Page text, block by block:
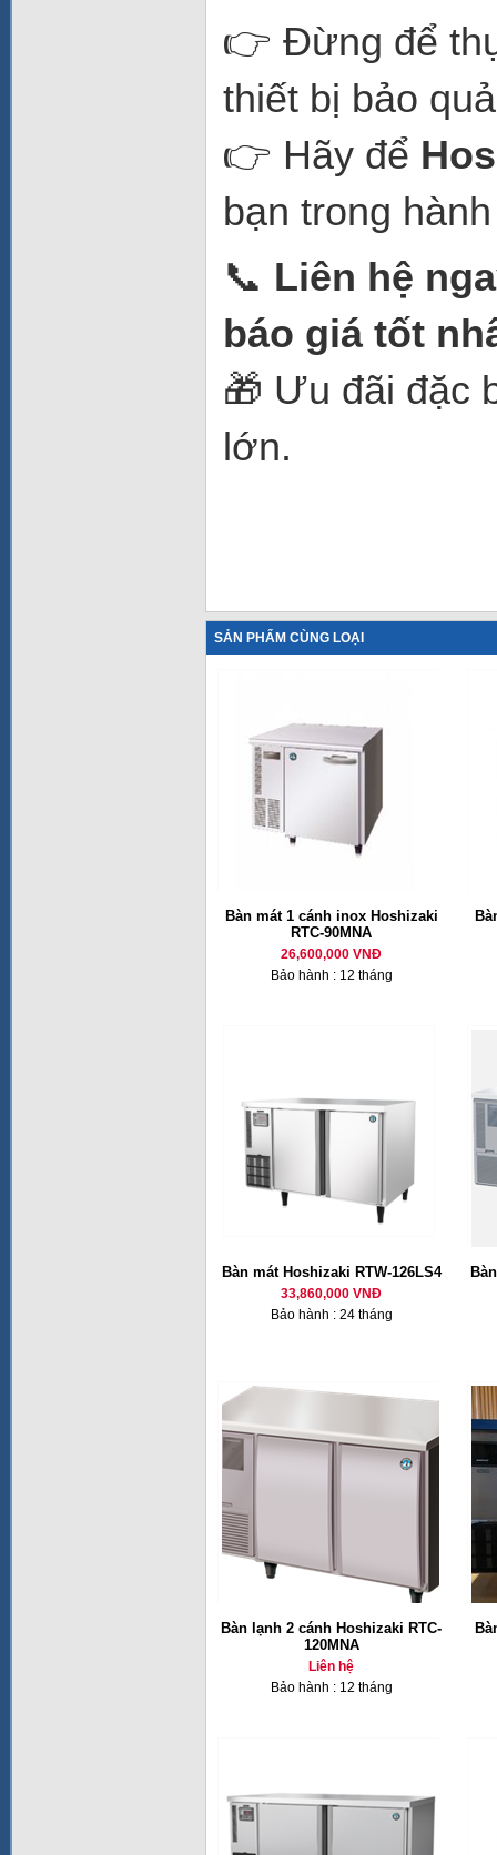
👉 Đừng để
thiết bị bảo
👉 Hãy để
bạn trong
📞 Liên hệ
báo giá tốt
🎁 Ưu đãi đặc
lớn.
SẢN PHẨM CÙNG LOẠI
Bàn mát 1 cánh inox Hoshizaki
RTC-90MNA
26,600,000 VNĐ
Bảo hành : 12 tháng
Bàn mát Hoshizaki RTW-126LS4
33,860,000 VNĐ
Bảo hành : 24 tháng
Bàn lạnh 2 cánh Hoshizaki RTC-
120MNA
Liên hệ
Bảo hành : 12 tháng